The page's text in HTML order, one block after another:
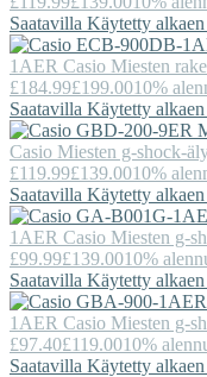
Saatavilla Käytetty
1AER Casio Miesten
£184.99£199.0010%
Saatavilla Käytetty
Casio Miesten g-shock-
£119.99£139.0010%
Saatavilla Käytetty
1AER Casio Miesten g-
£99.99£139.0010%
Saatavilla Käytetty
1AER Casio Miesten g-
£97.40£119.0010%
Saatavilla Käytetty